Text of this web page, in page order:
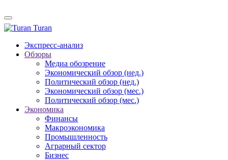
Turan
Экспресс-анализ
Обзоры
Медиа обозрение
Экономический обзор (нед.)
Политический обзор (нед.)
Экономический обзор (мес.)
Политический обзор (мес.)
Экономика
Финансы
Макроэкономика
Промышленность
Аграрный сектор
Бизнес